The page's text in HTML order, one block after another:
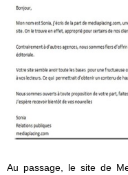
Au passage, le site de